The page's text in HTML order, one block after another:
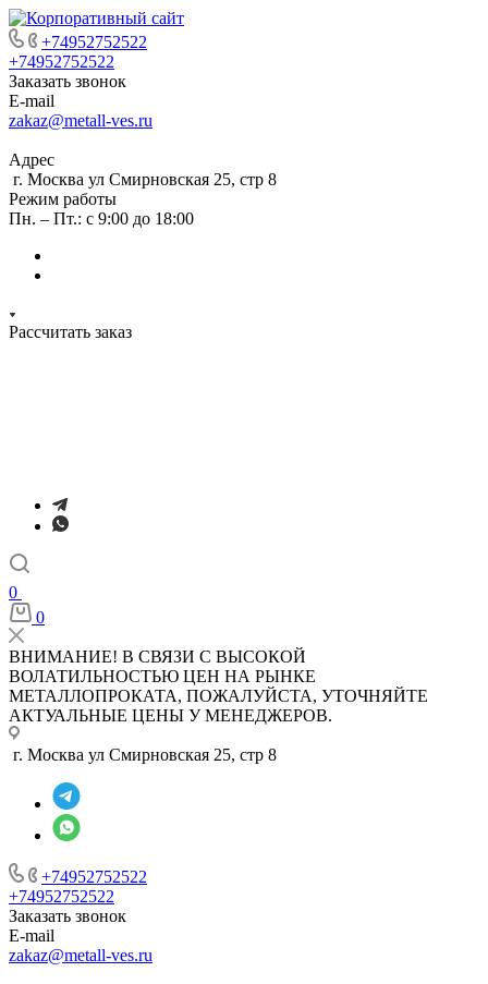
+74952752522
+74952752522
Заказать звонок
E-mail
zakaz@metall-ves.ru
Адрес
г. Москва ул Смирновская 25, стр 8
Режим работы
Пн. – Пт.: с 9:00 до 18:00
Рассчитать заказ
0
0
ВНИМАНИЕ! В СВЯЗИ С ВЫСОКОЙ
ВОЛАТИЛЬНОСТЬЮ ЦЕН НА РЫНКЕ
МЕТАЛЛОПРОКАТА, ПОЖАЛУЙСТА, УТОЧНЯЙТЕ
АКТУАЛЬНЫЕ ЦЕНЫ У МЕНЕДЖЕРОВ.
г. Москва ул Смирновская 25, стр 8
+74952752522
+74952752522
Заказать звонок
E-mail
zakaz@metall-ves.ru